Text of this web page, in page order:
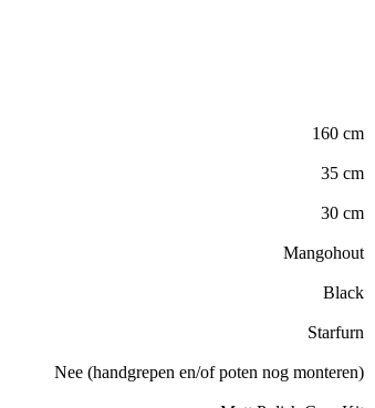
160 cm
35 cm
30 cm
Mangohout
Black
Starfurn
Nee (handgrepen en/of poten nog monteren)